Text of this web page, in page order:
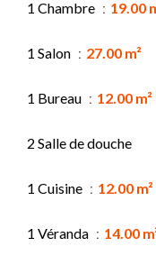
1 Chambre 19.00
1 Salon 27.00 m²
1 Bureau 12.00 m²
2 Salle de douche
1 Cuisine 12.00 m²
1 Véranda 14.00